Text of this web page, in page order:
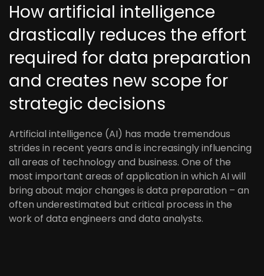
How artificial intelligence
drastically reduces the effort
required for data preparation
and creates new scope for
strategic decisions
Artificial intelligence (AI) has made tremendous
strides in recent years and is increasingly influencing
all areas of technology and business. One of the
most important areas of application in which AI will
bring about major changes is data preparation – an
often underestimated but critical process in the
work of data engineers and data analysts.